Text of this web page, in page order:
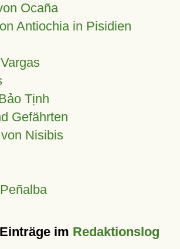
Ocaña
Antiochia in Pisidien
Tịnh
Gefährten
Nisibis
im Redaktionslog